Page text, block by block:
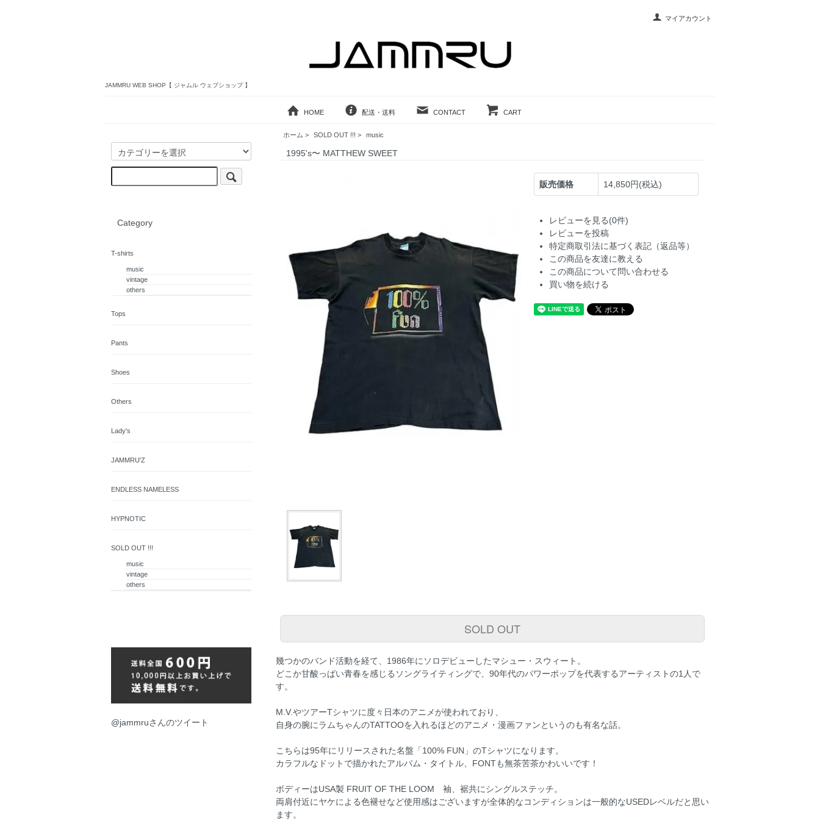
マイアカウント
JAMMRU WEB SHOP【 ジャムル ウェブショップ 】
HOME 配送・送料 CONTACT CART
ホーム > SOLD OUT !!! > music
1995's〜 MATTHEW SWEET
販売価格 14,850円(税込)
レビューを見る(0件)
レビューを投稿
特定商取引法に基づく表記（返品等）
この商品を友達に教える
この商品について問い合わせる
買い物を続ける
SOLD OUT
幾つかのバンド活動を経て、1986年にソロデビューしたマシュー・スウィート。
どこか甘酸っぱい青春を感じるソングライティングで、90年代のパワーポップを代表するアーティストの1人で
す。
M.V.やツアーTシャツに度々日本のアニメが使われており、
自身の腕にラムちゃんのTATTOOを入れるほどのアニメ・漫画ファンというのも有名な話。
こちらは95年にリリースされた名盤「100% FUN」のTシャツになります。
カラフルなドットで描かれたアルバム・タイトル、FONTも無茶苦茶かわいいです！
ボディーはUSA製 FRUIT OF THE LOOM 袖、裾共にシングルステッチ。
両肩付近にヤケによる色褪せなど使用感はございますが全体的なコンディションは一般的なUSEDレベルだと思い
ます。
Category
T-shirts
music
vintage
others
Tops
Pants
Shoes
Others
Lady's
JAMMRU'Z
ENDLESS NAMELESS
HYPNOTIC
SOLD OUT !!!
music
vintage
others
@jammruさんのツイート